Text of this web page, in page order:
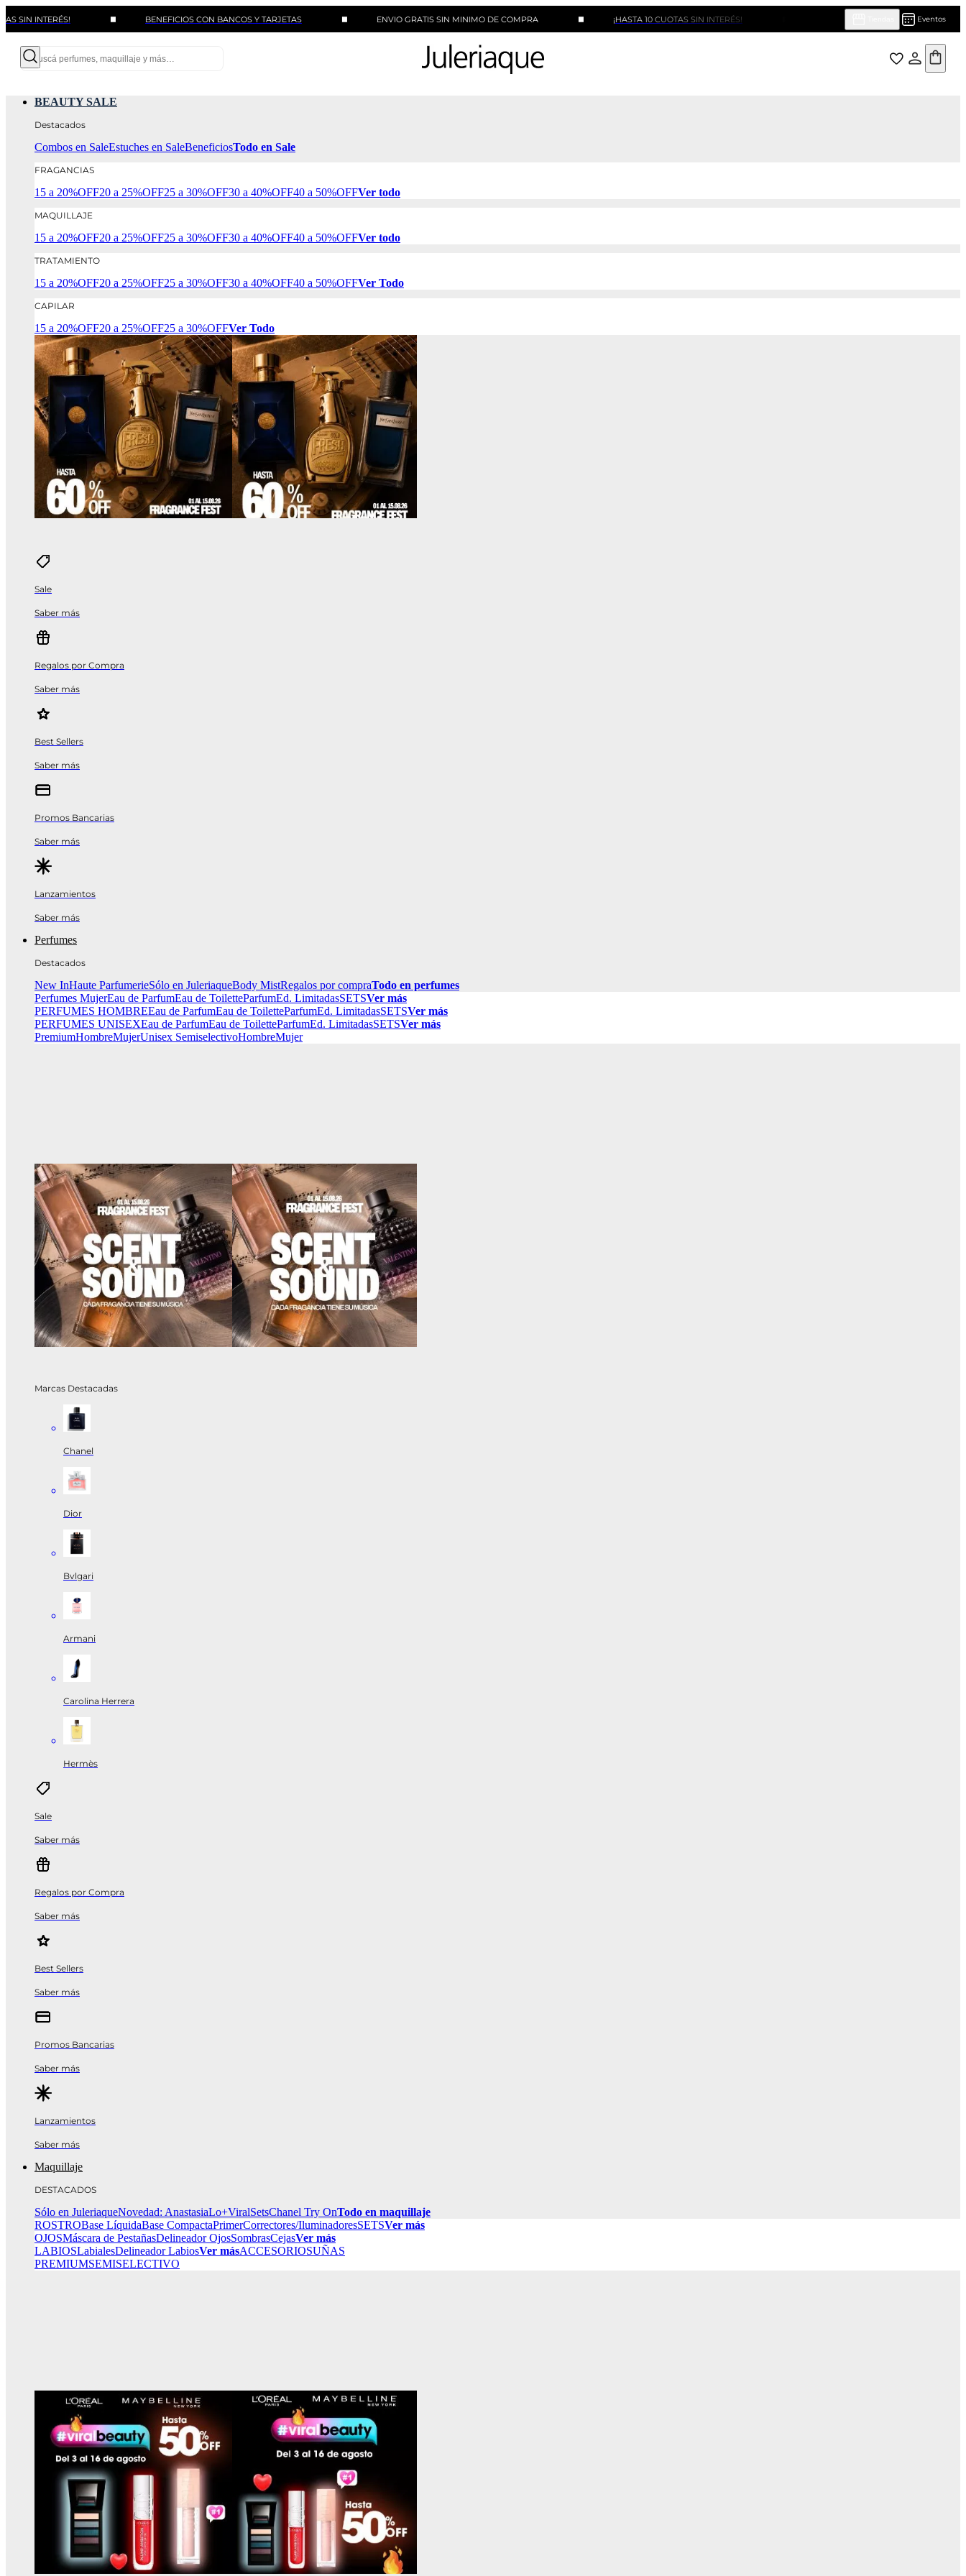
BENEFICIOS CON BANCOS Y TARJETAS ENVIO GRATIS SIN MINIMO DE COMPRA ¡HASTA 10 CUOTAS SIN INTERÉS! BENEFICIOS CON BANCOS Y TARJETAS
Eventos
BEAUTY SALE
Destacados
Combos en SaleEstuches en SaleBeneficiosTodo en Sale
FRAGANCIAS
15 a 20%OFF20 a 25%OFF25 a 30%OFF30 a 40%OFF40 a 50%OFFVer todo
MAQUILLAJE
15 a 20%OFF20 a 25%OFF25 a 30%OFF30 a 40%OFF40 a 50%OFFVer todo
TRATAMIENTO
15 a 20%OFF20 a 25%OFF25 a 30%OFF30 a 40%OFF40 a 50%OFFVer Todo
CAPILAR
15 a 20%OFF20 a 25%OFF25 a 30%OFFVer Todo
Sale
Saber más
Regalos por Compra
Saber más
Best Sellers
Saber más
Promos Bancarias
Saber más
Lanzamientos
Saber más
Perfumes
Destacados
New InHaute ParfumerieSólo en JuleriaqueBody MistRegalos por compraTodo en perfumes
Perfumes MujerEau de ParfumEau de ToiletteParfumEd. LimitadasSETSVer más
PERFUMES HOMBREEau de ParfumEau de ToiletteParfumEd. LimitadasSETSVer más
PERFUMES UNISEXEau de ParfumEau de ToiletteParfumEd. LimitadasSETSVer más
PremiumHombreMujerUnisex SemiselectivoHombreMujer
Marcas Destacadas
Chanel
Dior
Bvlgari
Armani
Carolina Herrera
Hermès
Sale
Saber más
Regalos por Compra
Saber más
Best Sellers
Saber más
Promos Bancarias
Saber más
Lanzamientos
Saber más
Maquillaje
DESTACADOS
Sólo en JuleriaqueNovedad: AnastasiaLo+ViralSetsChanel Try OnTodo en maquillaje
ROSTROBase LíquidaBase CompactaPrimerCorrectores/IluminadoresSETSVer más
OJOSMáscara de PestañasDelineador OjosSombrasCejasVer más
LABIOSLabialesDelineador LabiosVer másACCESORIOSUÑAS
PREMIUMSEMISELECTIVO